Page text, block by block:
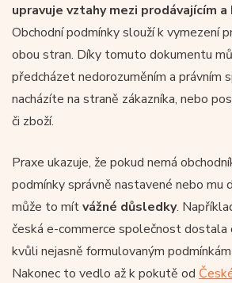
upravuje vztahy mezi prodávajícím a
Obchodní podmínky slouží k vymezení
obou stran. Díky tomuto dokumentu
předcházet nedorozuměním a právním
nacházíte na straně zákazníka, nebo
či zboží.
Praxe ukazuje, že pokud nemá
podmínky správně nastavené nebo mu
může to mítvážné důsledky.
česká e-commerce společnost dostala
kvůli nejasně formulovaným
Nakonec to vedlo až k pokutě od